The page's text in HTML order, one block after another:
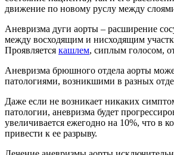
движение по новому руслу между
Аневризма дуги аорты – расширение
между восходящим и нисходящим
Проявляется кашлем, сиплым голосом,
Аневризма брюшного отдела аорты
патологиями, возникшими в разных
Даже если не возникает никаких
патологии, аневризма будет
увеличивается ежегодно на 10%, что в
привести к ее разрыву.